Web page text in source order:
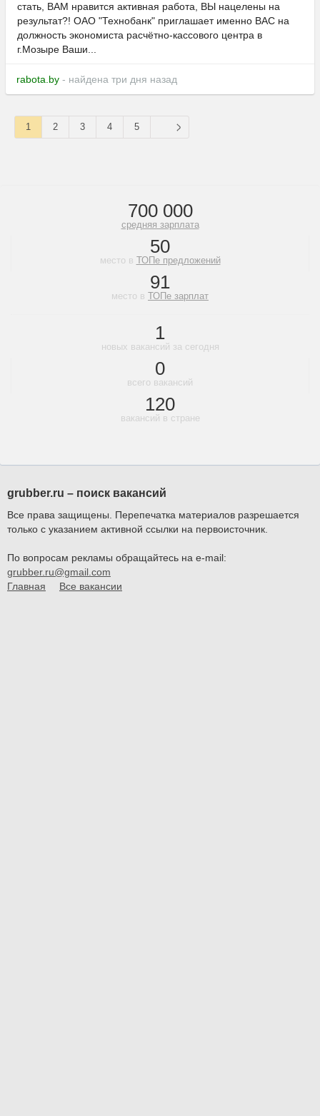
стать, ВАМ нравится активная работа, ВЫ нацелены на
результат?! ОАО "Технобанк" приглашает именно ВАС на
должность экономиста расчётно-кассового центра в
г.Мозыре Ваши...
rabota.by - найдена три дня назад
1 2 3 4 5
700 000
средняя зарплата
50
место в ТОПе предложений
91
место в ТОПе зарплат
1
новых вакансий за сегодня
0
всего вакансий
120
вакансий в стране
grubber.ru – поиск вакансий
Все права защищены. Перепечатка материалов разрешается
только с указанием активной ссылки на первоисточник.
По вопросам рекламы обращайтесь на e-mail:
grubber.ru@gmail.com
Главная
Все вакансии